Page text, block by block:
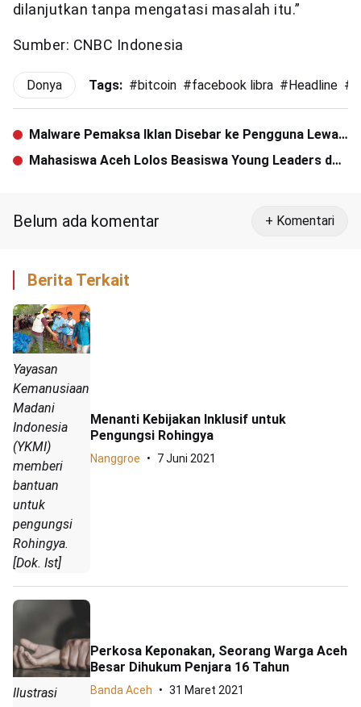
dilanjutkan tanpa mengatasi masalah itu.”
Sumber: CNBC Indonesia
Donya Tags: #bitcoin #facebook libra # Headline #
Malware Pemaksa Iklan Disebar ke Pengguna Lewat
Aplikasi Gim
Mahasiswa Aceh Lolos Beasiswa Young Leaders dari
Belum ada komentar + Komentari
Berita Terkait
Yayasan
Kemanusiaan
Madani
Indonesia
(YKMI)
memberi
bantuan
untuk
pengungsi
Rohingya.
[Dok. Ist]
Menanti Kebijakan Inklusif untuk
Pengungsi Rohingya
Nanggroe 7 Juni 2021
Ilustrasi
Perkosa Keponakan, Seorang Warga Aceh
Besar Dihukum Penjara 16 Tahun
Banda Aceh 31 Maret 2021